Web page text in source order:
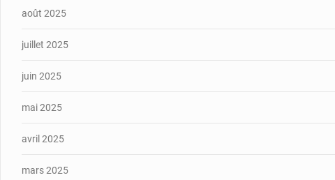
août 2025
juillet 2025
juin 2025
mai 2025
avril 2025
mars 2025